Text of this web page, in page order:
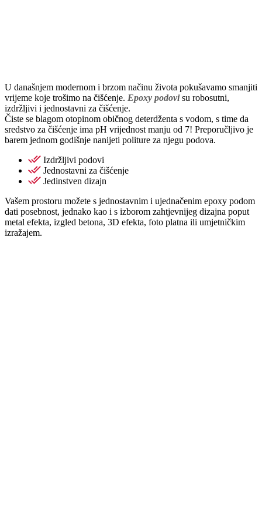
U današnjem modernom i brzom načinu života pokušavamo smanjiti
vrijeme koje trošimo na čišćenje. Epoxy podovisu robosutni,
izdržljivi i jednostavni za čišćenje.
Čiste se blagom otopinom običnog deterdženta s vodom, s time da
sredstvo za čišćenje ima pH vrijednost manju od 7! Preporučljivo je
barem jednom godišnje nanijeti politure za njegu podova.
Izdržljivi podovi
Jednostavni za čišćenje
Jedinstven dizajn
Vašem prostoru možete s jednostavnim i ujednačenim epoxy podom
dati posebnost, jednako kao i s izborom zahtjevnijeg dizajna poput
metal efekta, izgled betona, 3D efekta, foto platna ili umjetničkim
izražajem.